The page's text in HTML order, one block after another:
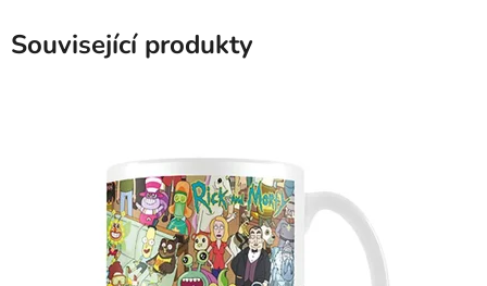
Související produkty